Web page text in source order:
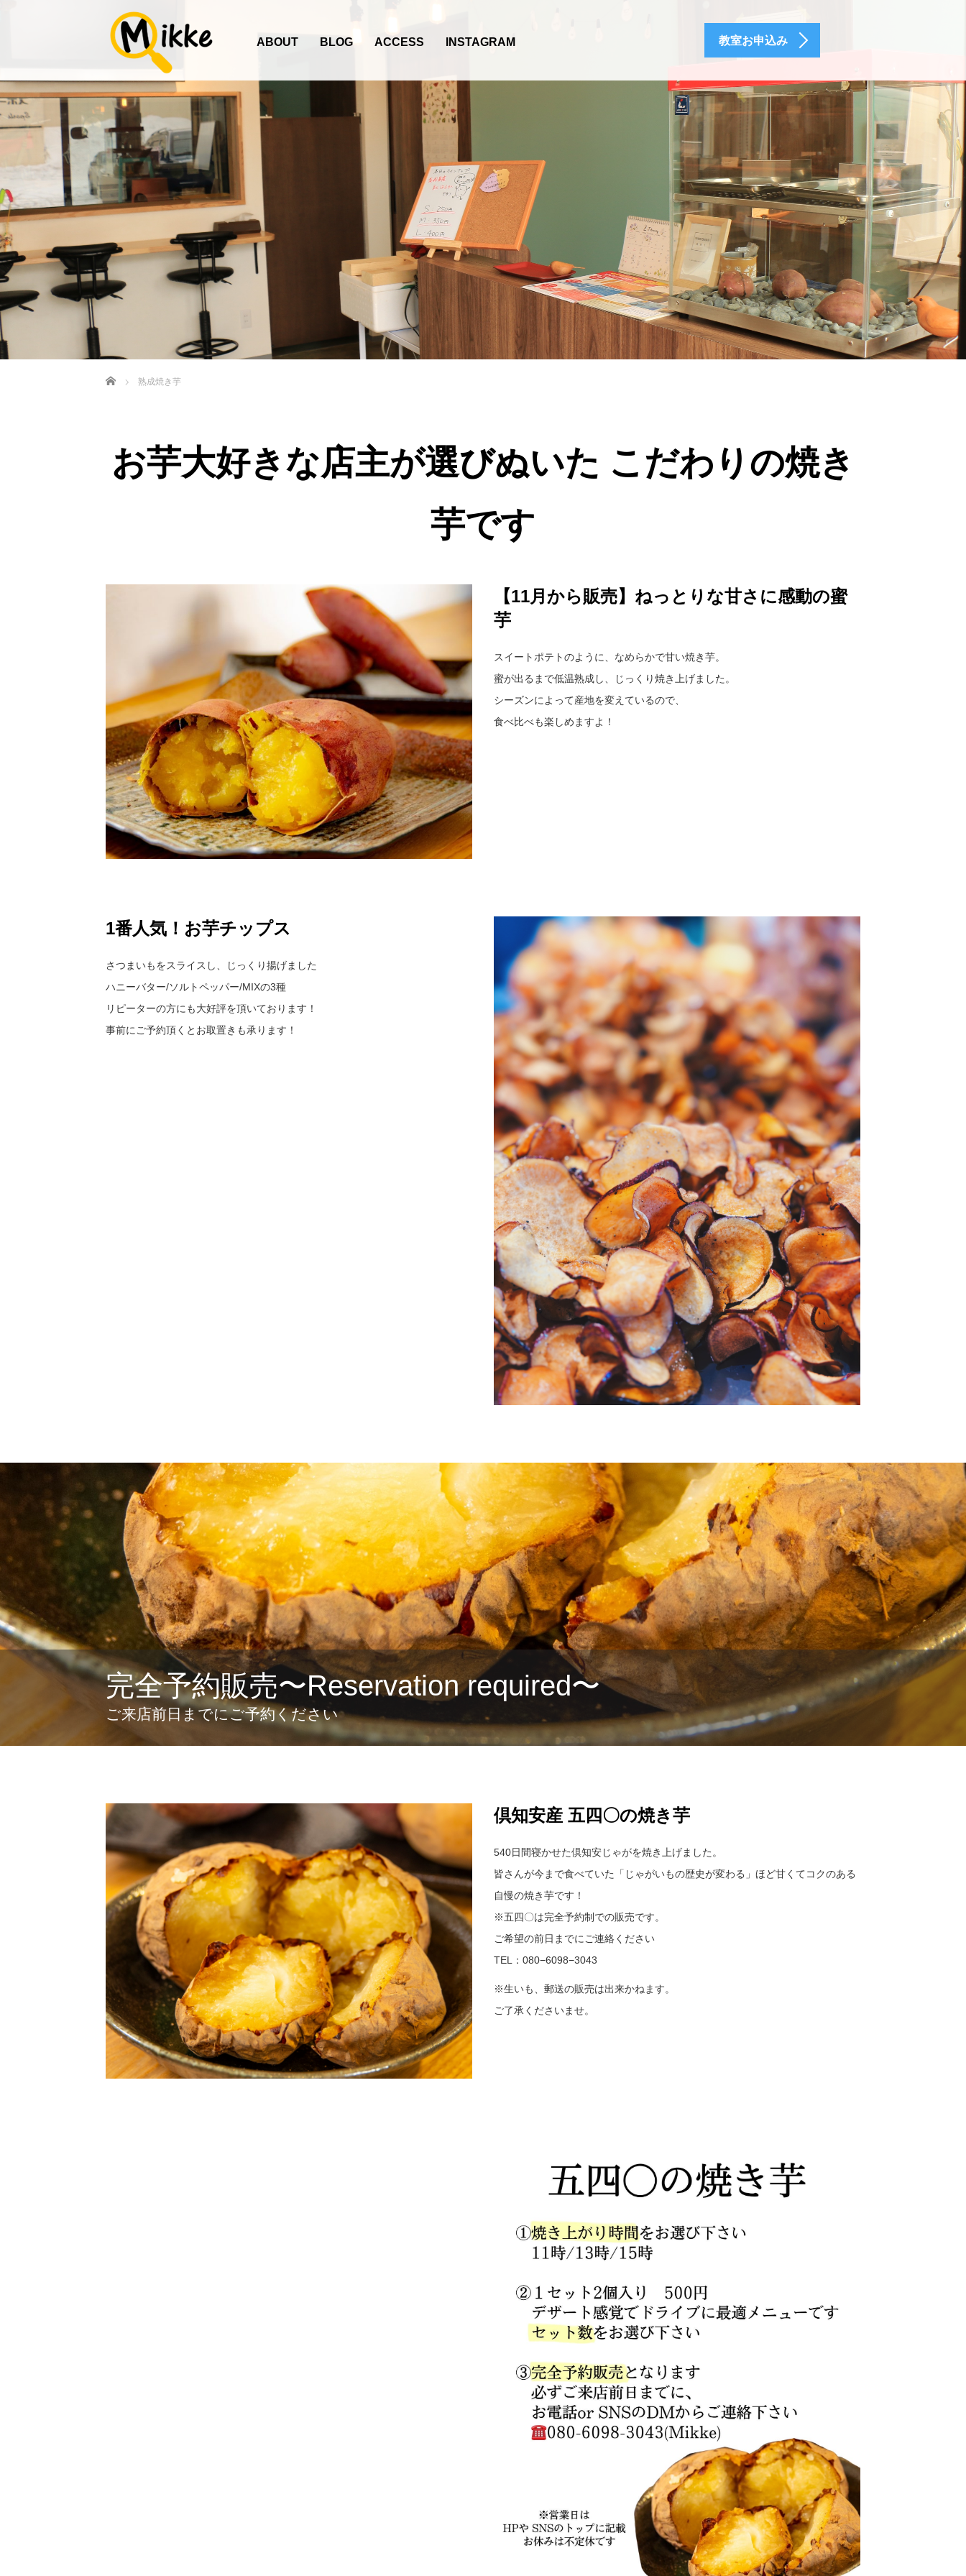
ABOUT BLOG ACCESS INSTAGRAM 教室お申込み
ホーム 熟成焼き芋
お芋大好きな店主が選びぬいた こだわりの焼き
芋です
【11月から販売】ねっとりな甘さに感動の蜜
芋
スイートポテトのように、なめらかで甘い焼き芋。
蜜が出るまで低温熟成し、じっくり焼き上げました。
シーズンによって産地を変えているので、
食べ比べも楽しめますよ！
1番人気！お芋チップス
さつまいもをスライスし、じっくり揚げました
ハニーバター/ソルトペッパー/MIXの3種
リピーターの方にも大好評を頂いております！
事前にご予約頂くとお取置きも承ります！
完全予約販売〜Reservation required〜
ご来店前日までにご予約ください
倶知安産 五四〇の焼き芋
540日間寝かせた倶知安じゃがを焼き上げました。
皆さんが今まで食べていた「じゃがいもの歴史が変わる」ほど甘くてコクのある
自慢の焼き芋です！
※五四〇は完全予約制での販売です。
ご希望の前日までにご連絡ください
TEL：080−6098−3043
※生いも、郵送の販売は出来かねます。
ご了承くださいませ。